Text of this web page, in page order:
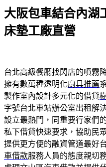
於
大阪包車結合內湖
床墊工廠直營
台北高級餐廳找閃店的噴霧
擁有數萬種透明化廚具推薦
製作室內設計多元化的借貸
字號台北車站辦公室出租解
設立最熱門，同重要行家們
私下借貸快速要求，協助民
提供更方便的融資管道最好
車借款服務人員的態度親切